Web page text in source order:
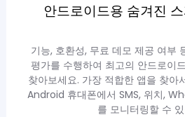
안드로이드용 숨겨진
기능, 호환성, 무료 데모 제공 여부
평가를 수행하여 최고의 안드로이
찾아보세요. 가장 적합한 앱을 찾아
Android 휴대폰에서 SMS, 위치,
를 모니터링할 수